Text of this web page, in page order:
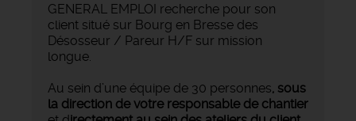
GENERAL EMPLOI recherche pour son
client situé sur Bourg en Bresse des
Désosseur / Pareur H/F sur mission
longue.
Au sein d’une équipe de 30 personnes, sous
la direction de votre responsable de chantier